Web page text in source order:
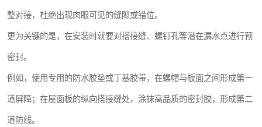
整对接，杜绝出现肉眼可见的缝隙或错位。
更为关键的是，在安装时就要对搭接缝、螺钉孔等潜在漏水点进行预
密封。
例如，使用专用的防水胶垫或丁基胶带，在螺帽与板面之间形成第一
道屏障；在屋面板的纵向搭接缝处，涂抹高品质的密封胶，形成第二
道防线。